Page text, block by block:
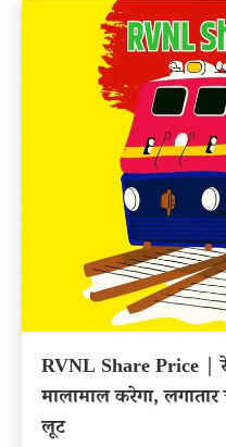
RVNL Share Price |
मालामाल करेगा,
लूट